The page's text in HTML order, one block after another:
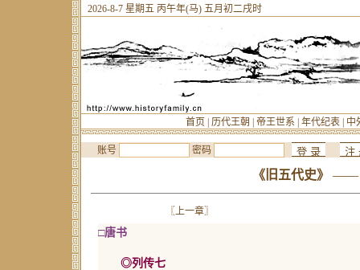
2026-8-7 星期五 丙午年(马) 五月初二戌时
首页 历代王朝 帝王世系 年代纪表 中
账号 密码
《旧五代史》 ——
〖上一章〗
□唐书
◎列传七